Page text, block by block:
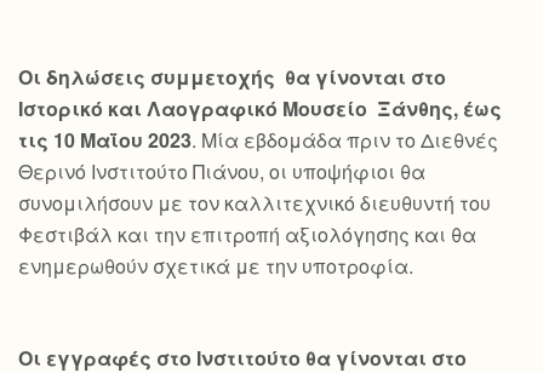
Οι δηλώσεις συμμετοχής θα γίνονται στο
Ιστορικό και Λαογραφικό Μουσείο Ξάνθης, έως
τις 10 Μαΐου 2023. Μία εβδομάδα πριν το Διεθνές
Θερινό Ινστιτούτο Πιάνου, οι υποψήφιοι θα
συνομιλήσουν με τον καλλιτεχνικό διευθυντή του
Φεστιβάλ και την επιτροπή αξιολόγησης και θα
ενημερωθούν σχετικά με την υποτροφία.
Οι εγγραφές στο Ινστιτούτο θα γίνονται στο